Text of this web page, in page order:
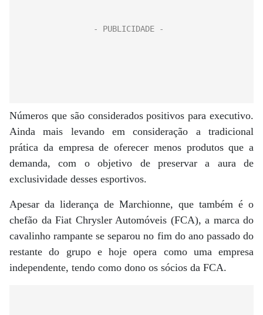
Números que são considerados positivos para executivo.
Ainda mais levando em consideração a tradicional
prática da empresa de oferecer menos produtos que a
demanda, com o objetivo de preservar a aura de
exclusividade desses esportivos.
Apesar da liderança de Marchionne, que também é o
chefão da Fiat Chrysler Automóveis (FCA), a marca do
cavalinho rampante se separou no fim do ano passado do
restante do grupo e hoje opera como uma empresa
independente, tendo como dono os sócios da FCA.